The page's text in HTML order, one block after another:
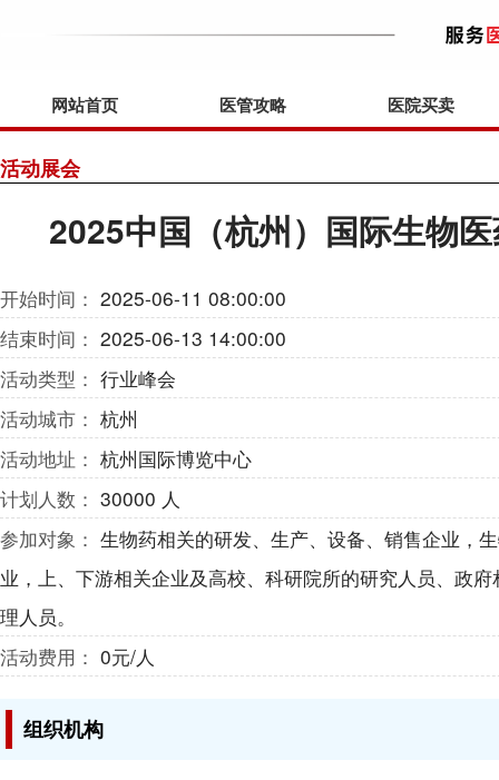
网站首页 医管攻略 医院买卖
活动展会
2025中国（杭州）国际生物
开始时间： 2025-06-11 08:00:00
结束时间： 2025-06-13 14:00:00
活动类型： 行业峰会
活动城市： 杭州
活动地址： 杭州国际博览中心
计划人数： 30000 人
参加对象： 生物药相关的研发、生产、设备、销售企业，
业，上、下游相关企业及高校、科研院所的研究人员、政府
理人员。
活动费用： 0元/人
组织机构